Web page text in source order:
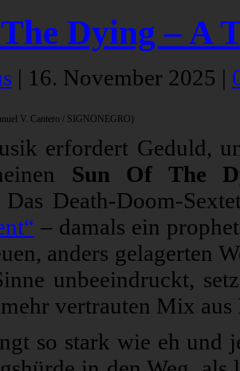
Dying – A
| 16. November 2025 |
V. Cantero / SIGNONEGRO)
erfordert Geduld,
Sun Of The
Das Death-Doom-
– damals ein
anders gelagerten
unbeeindruckt,
vertrauten Mix
so stark wie eh und